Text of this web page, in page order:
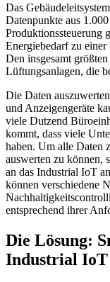
Das
Datenpunkte aus
Produktionssteuerung
Energiebedarf zu
Den insgesamt
Lüftungsanlagen, die
Die Daten
und Anzeigengeräte
viele Dutzend
kommt, dass viele
haben. Um alle Daten
auswerten zu können,
an das Industrial IoT
können verschiedene
entsprechend ihrer
Die Lösung:
Industrial IoT